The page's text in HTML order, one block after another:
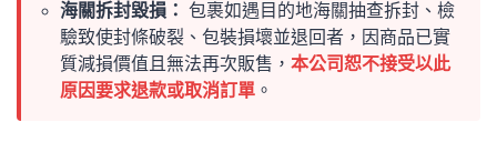
海關拆封毀損： 包裹如遇目的地海關抽查拆封、檢
驗致使封條破裂、包裝損壞並退回者，因商品已實
質減損價值且無法再次販售， 本公司恕不接受以此
原因要求退款或取消訂單 。